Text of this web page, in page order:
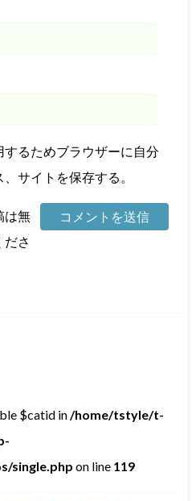
るためブラウザーに自分
サイトを保存する。
は無
さ
$catid in/home/tstyle/t-
single.php on line 119